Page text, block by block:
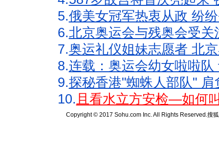
5.俄美女冠军热衷从政 纷
6.北京奥运会与残奥会受
7.奥运礼仪姐妹志愿者 北
8.连载：奥运会幼女啦啦
9.探秘香港"蜘蛛人部队"
10.且看水立方安检—如何
Copyright © 2017 Sohu.com Inc. All Rights Reserved.搜